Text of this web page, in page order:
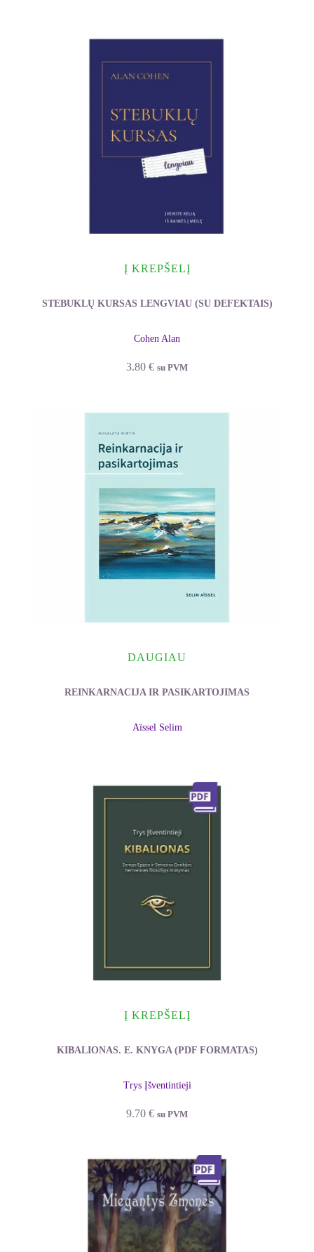
Į KREPŠELĮ
STEBUKLŲ KURSAS LENGVIAU (SU DEFEKTAIS)
Cohen Alan
3.80 € su PVM
DAUGIAU
REINKARNACIJA IR PASIKARTOJIMAS
Aïssel Selim
Į KREPŠELĮ
KIBALIONAS. E. KNYGA (PDF FORMATAS)
Trys Įšventintieji
9.70 € su PVM